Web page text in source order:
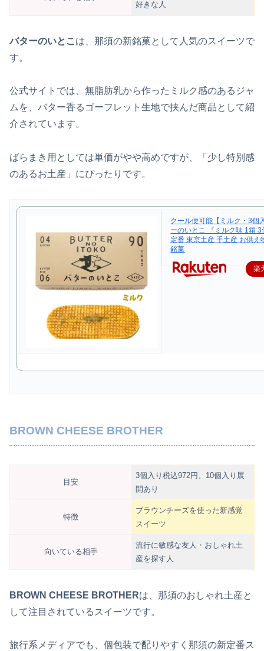
好きな人
バターのいとこ は、那須の新銘菓として人気のスイーツで
す。
公式サイトでは、無脂肪乳から作ったミルク感のあるジャ
ムを、バター香るゴーフレット生地で挟んだ商品として紹
介されています。
ばらまき用としては単価がやや高めですが、「少し特別感
のあるお土産」にぴったりです。
クール便可能【ミルク・3個
ーのいとこ 『ミルク味 1箱 3
定番 東京土産 手土産 お供え
銘菓
楽
BROWN CHEESE BROTHER
目安
3個入り税込972円、10個入り展
開あり
特徴
ブラウンチーズを使った新感覚
スイーツ
向いている相手
流行に敏感な友人・おしゃれ土
産を探す人
BROWN CHEESE BROTHERは、那須のおしゃれ土産と
して注目されているスイーツです。
旅行系メディアでも、個包装で配りやすく那須の新定番ス